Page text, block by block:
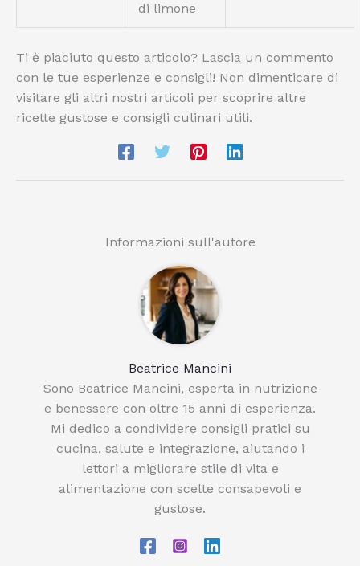
di limone
Ti è piaciuto questo articolo? Lascia un commento
con le tue esperienze e consigli! Non dimenticare di
visitare gli altri nostri articoli per scoprire altre
ricette gustose e consigli culinari utili.
Informazioni sull'autore
Beatrice Mancini
Sono Beatrice Mancini, esperta in nutrizione
e benessere con oltre 15 anni di esperienza.
Mi dedico a condividere consigli pratici su
cucina, salute e integrazione, aiutando i
lettori a migliorare stile di vita e
alimentazione con scelte consapevoli e
gustose.